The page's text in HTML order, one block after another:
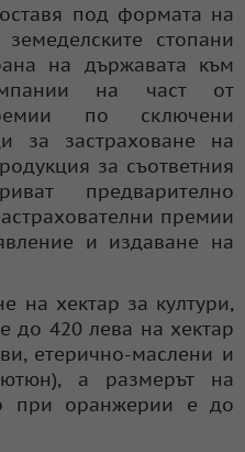
под формата на
стопани
на държавата към
на част от
по сключени
за застраховане на
за съответния
предварително
премии
и издаване на
на хектар за култури,
до 420 лева на хектар
етерично-маслени и
а размерът на
при оранжерии е до